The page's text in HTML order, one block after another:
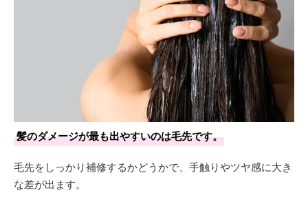
髪のダメージが最も出やすいのは毛先です。
毛先をしっかり補修するかどうかで、手触りやツヤ感に大き
な差が出ます。